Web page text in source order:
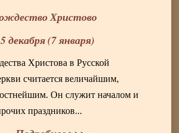
Христово
декабря (7 января)
Христова в Русской
считается величайшим,
Он служит началом и
праздников...